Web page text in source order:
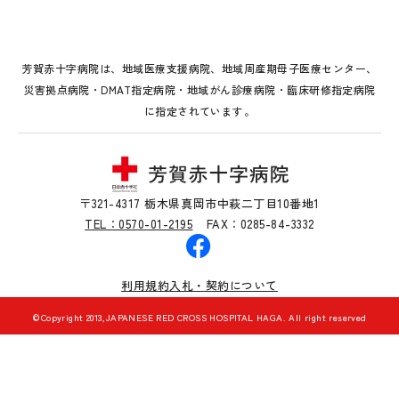
芳賀赤十字病院は、地域医療支援病院、地域周産期母子医療センター、
災害拠点病院・DMAT指定病院・地域がん診療病院・臨床研修指定病院
に指定されています。
〒321-4317 栃木県真岡市中萩二丁目10番地1
TEL：0570-01-2195
FAX：0285-84-3332
©Copyright 2013,JAPANESE RED CROSS HOSPITAL HAGA. All right reserved
利用規約入札・契約について